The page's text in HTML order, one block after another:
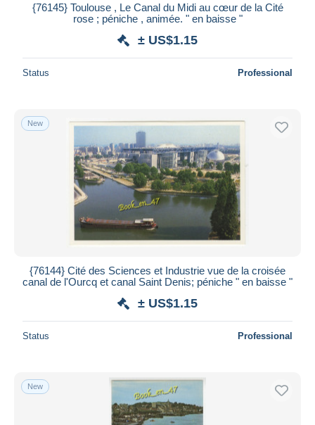
{76145} Toulouse , Le Canal du Midi au cœur de la Cité
rose ; péniche , animée. " en baisse "
± US$1.15
Status Professional
New
{76144} Cité des Sciences et Industrie vue de la croisée
canal de l'Ourcq et canal Saint Denis; péniche " en baisse "
± US$1.15
Status Professional
New